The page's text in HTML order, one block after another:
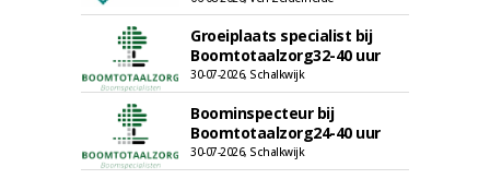
Groeiplaats specialist bij
Boomtotaalzorg32-40 uur
30-07-2026, Schalkwijk
Boominspecteur bij
Boomtotaalzorg24-40 uur
30-07-2026, Schalkwijk